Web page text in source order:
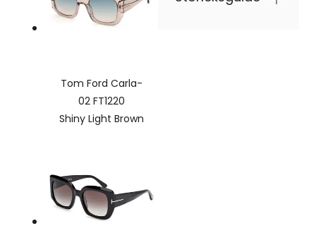
Tom Ford Carla-
02 FT1220
Shiny Light Brown